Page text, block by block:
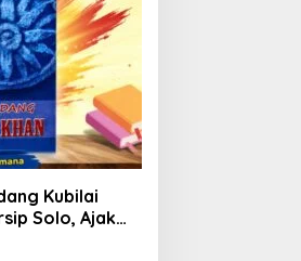
Kubilai
Solo, Ajak
Leluhur